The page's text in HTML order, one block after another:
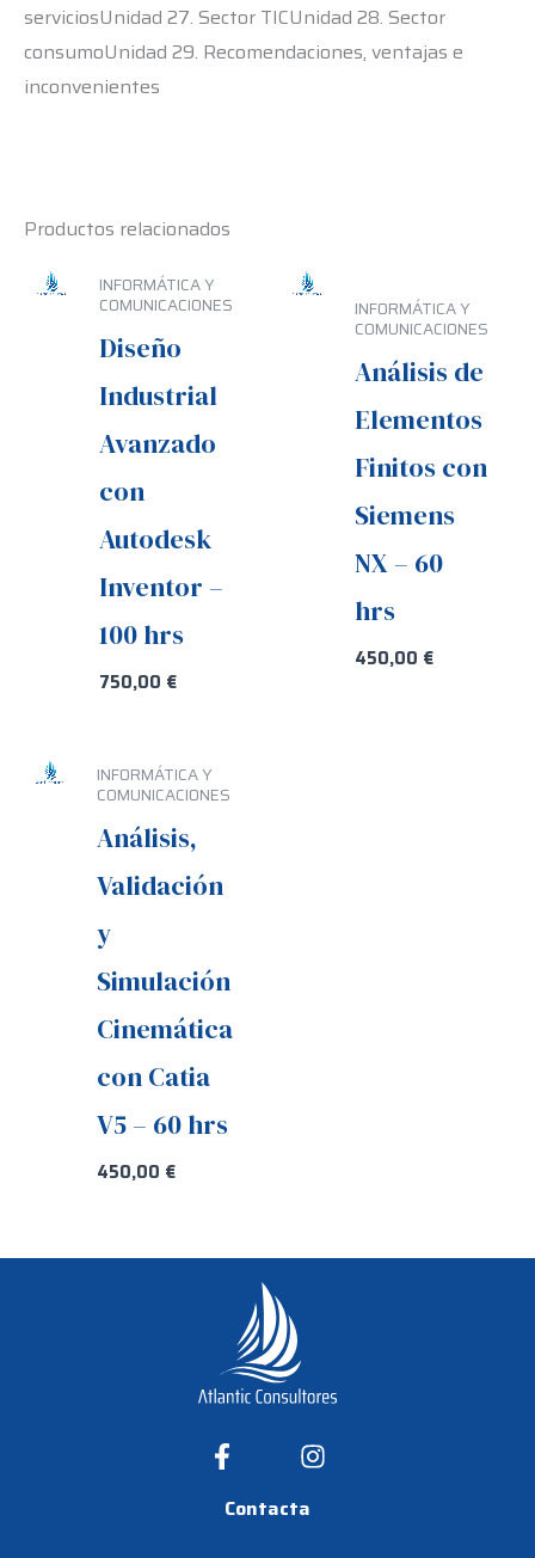
serviciosUnidad 27. Sector TICUnidad 28. Sector
consumoUnidad 29. Recomendaciones, ventajas e
inconvenientes
Productos relacionados
INFORMÁTICA Y
COMUNICACIONES
Diseño
Industrial
Avanzado
con
Autodesk
Inventor –
100 hrs
750,00 €
INFORMÁTICA Y
COMUNICACIONES
Análisis de
Elementos
Finitos con
Siemens
NX – 60
hrs
450,00 €
INFORMÁTICA Y
COMUNICACIONES
Análisis,
Validación
y
Simulación
Cinemática
con Catia
V5 – 60 hrs
450,00 €
Contacta